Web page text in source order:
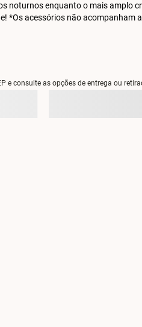
noturnos enquanto o mais amplo
*Os acessórios não acompanham
e consulte as opções de entrega ou